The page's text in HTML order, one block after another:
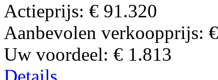
Actieprijs: € 91.320
Aanbevolen verkoopprijs:
Uw voordeel: € 1.813